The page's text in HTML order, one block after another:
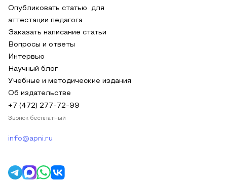
Опубликовать статью для
аттестации педагога
Заказать написание статьи
Вопросы и ответы
Интервью
Научный блог
Учебные и методические издания
Об издательстве
+7 (472) 277-72-99
Звонок бесплатный
info@apni.ru